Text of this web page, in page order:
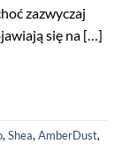
zazwyczaj
się na […]
,Shea,AmberDust,